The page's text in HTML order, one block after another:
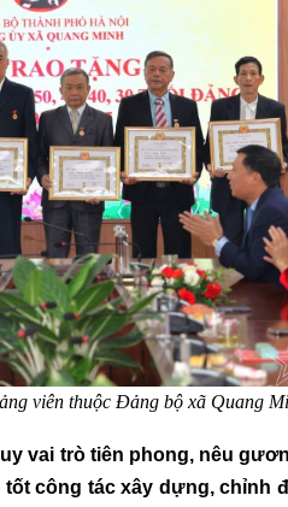
viên thuộc Đảng bộ xã Quang
vai trò tiên phong, nêu
tốt công tác xây dựng,